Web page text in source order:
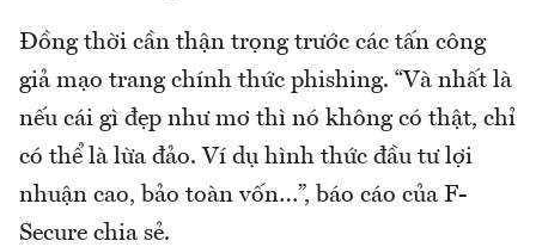
Đồng thời cần thận trọng trước các tấn công
giả mạo trang chính thức phishing. “Và nhất là
nếu cái gì đẹp như mơ thì nó không có thật, chỉ
có thể là lừa đảo. Ví dụ hình thức đầu tư lợi
nhuận cao, bảo toàn vốn…”, báo cáo của F-
Secure chia sẻ.